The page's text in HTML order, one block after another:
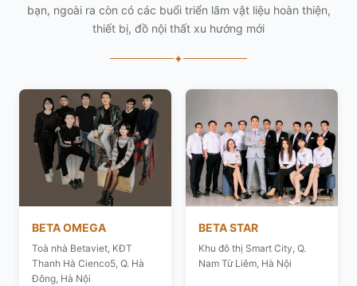
bạn, ngoài ra còn có các buổi triển lãm vật liệu hoàn thiện,
thiết bị, đồ nội thất xu hướng mới
✦
BETA OMEGA
Toà nhà Betaviet, KĐT
Thanh Hà Cienco5, Q. Hà
Đông, Hà Nội
BETA STAR
Khu đô thị Smart City, Q.
Nam Từ Liêm, Hà Nội